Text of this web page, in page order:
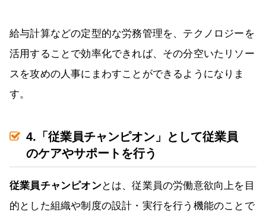
給与計算などの定型的な労務管理を、テクノロジーを
活用することで効率化できれば、その分空いたリソー
スを攻めの人事にまわすことができるようになりま
す。
4.「従業員チャンピオン」として従業員
のケアやサポートを行う
従業員チャンピオンとは、従業員の労働意欲向上を目
的とした組織や制度の設計・実行を行う機能のことで